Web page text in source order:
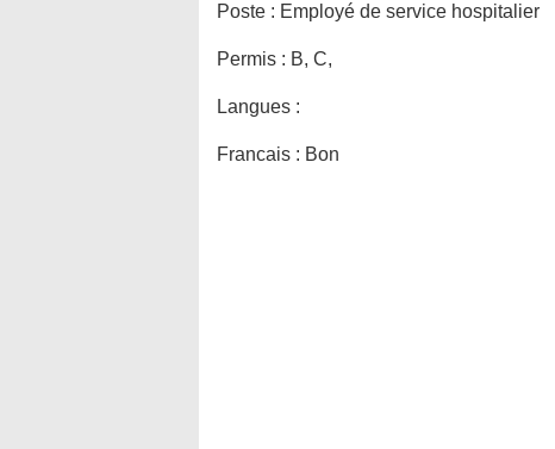
Poste : Employé de service hospitalier
Permis : B, C,
Langues :
Francais : Bon